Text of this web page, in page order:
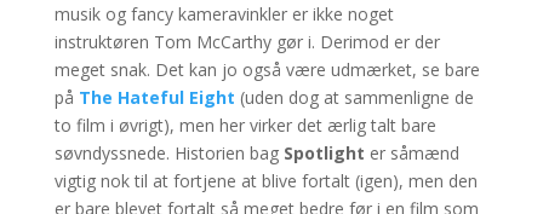
musik og fancy kameravinkler er ikke noget
instruktøren Tom McCarthy gør i. Derimod er der
meget snak. Det kan jo også være udmærket, se bare
på The Hateful Eight (uden dog at sammenligne de
to film i øvrigt), men her virker det ærlig talt bare
søvndyssnede. Historien bag Spotlight er såmænd
vigtig nok til at fortjene at blive fortalt (igen), men den
er bare blevet fortalt så meget bedre før i en film som